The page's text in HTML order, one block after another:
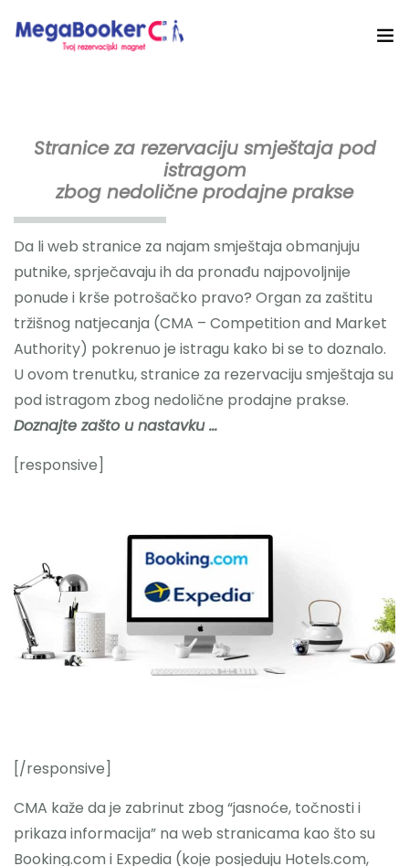
Cijene
Akademija
O nama
Hotel Audit
Započni Danas
Stranice za rezervaciju smještaja pod
istragom
zbog nedolične prodajne prakse
Da li web stranice za najam smještaja obmanjuju
putnike, sprječavaju ih da pronađu najpovoljnije
ponude i krše potrošačko pravo? Organ za zaštitu
tržišnog natjecanja (CMA – Competition and Market
Authority) pokrenuo je istragu kako bi se to doznalo.
U ovom trenutku, stranice za rezervaciju smještaja su
pod istragom zbog nedolične prodajne prakse.
Doznajte zašto u nastavku …
[responsive]
[/responsive]
CMA kaže da je zabrinut zbog “jasnoće, točnosti i
prikaza informacija” na web stranicama kao što su
Booking.com i Expedia (koje posjeduju Hotels.com,